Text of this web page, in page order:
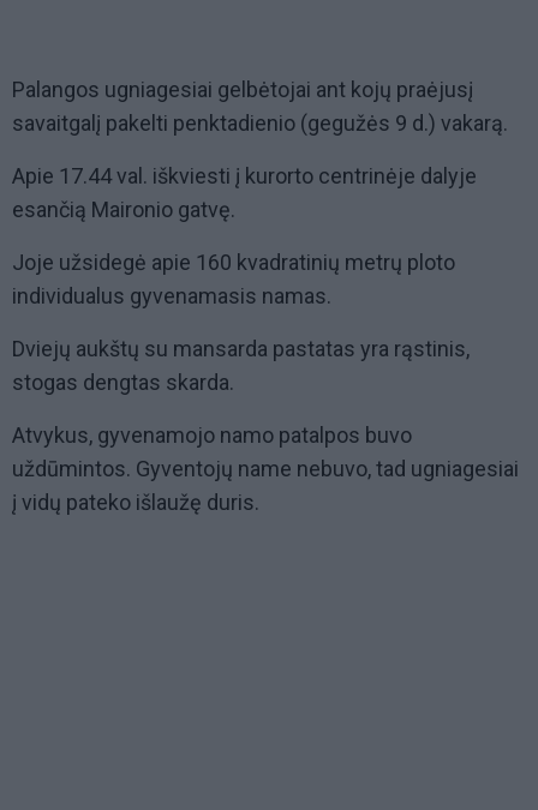
Palangos ugniagesiai gelbėtojai ant kojų praėjusį
savaitgalį pakelti penktadienio (gegužės 9 d.) vakarą.
Apie 17.44 val. iškviesti į kurorto centrinėje dalyje
esančią Maironio gatvę.
Joje užsidegė apie 160 kvadratinių metrų ploto
individualus gyvenamasis namas.
Dviejų aukštų su mansarda pastatas yra rąstinis,
stogas dengtas skarda.
Atvykus, gyvenamojo namo patalpos buvo
uždūmintos. Gyventojų name nebuvo, tad ugniagesiai
į vidų pateko išlaužę duris.